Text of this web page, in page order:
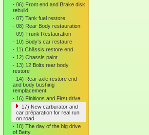
- 06) Front end and Brake disk
rebuild
- 07) Tank fuel restore
- 08) Rear Body restauration
- 09) Trunk Restauration
- 10) Body's car restaure
- 11) Châssis restore end
- 12) Chassis paint
- 13) 12 Bolts rear body
restore
- 14) Rear axle restore end
and body bushing
remplacement
- 16) Finitions and First drive
17) New carburator and
car préparation for real run
on road
- 18) The day of the big drive
of Betty